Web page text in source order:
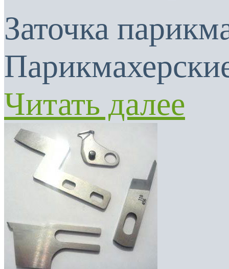
Заточка
Читать далее